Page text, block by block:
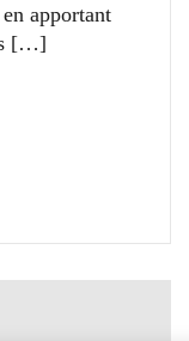
apportant